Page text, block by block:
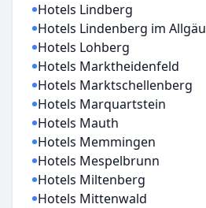
Hotels Lindberg
Hotels Lindenberg im Allgäu
Hotels Lohberg
Hotels Marktheidenfeld
Hotels Marktschellenberg
Hotels Marquartstein
Hotels Mauth
Hotels Memmingen
Hotels Mespelbrunn
Hotels Miltenberg
Hotels Mittenwald